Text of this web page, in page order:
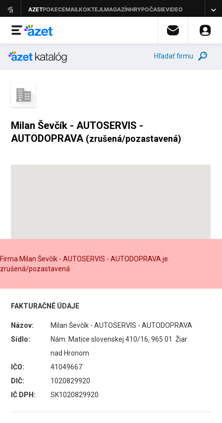
Hľadať firmu
Milan Ševčík - AUTOSERVIS -
AUTODOPRAVA (zrušená/pozastavená)
Firma Milan Ševčík - AUTOSERVIS - AUTODOPRAVA je
zrušená/pozastavená
FAKTURAČNÉ ÚDAJE
Názov:
Milan Ševčík - AUTOSERVIS - AUTODOPRAVA
Sídlo:
Nám. Matice slovenskej 410/16, 965 01 Žiar
nad Hronom
IČO:
41049667
DIČ:
1020829920
IČ DPH:
SK1020829920